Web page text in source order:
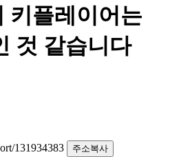
키플레이어는
것 같습니다
131934383
주소복사